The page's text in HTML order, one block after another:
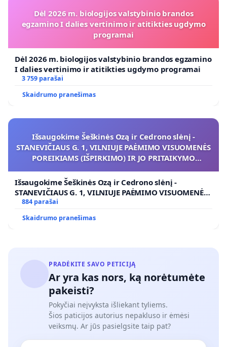
Dėl 2026 m. biologijos valstybinio brandos
egzamino I dalies vertinimo ir atitikties ugdymo
programai
Dėl 2026 m. biologijos valstybinio brandos egzamino
I dalies vertinimo ir atitikties ugdymo programai
3 759 parašai
Skaidrumo pranešimas
Išsaugokime Šeškinės Ozą ir Cedrono slėnį -
STANEVIČIAUS G. 1, VILNIUJE PAĖMIMO VISUOMENĖS
POREIKIAMS (IŠPIRKIMO) IR JO PRITAIKYMO
Išsaugokime Šeškinės Ozą ir Cedrono slėnį -
STANEVIČIAUS G. 1, VILNIUJE PAĖMIMO VISUOMENĖS
POREIKIAMS (IŠPIRKIMO) IR JO PRITAIKYMO VIEŠAJAI
884 parašai
Skaidrumo pranešimas
PRADĖKITE SAVO PETICIJĄ
Ar yra kas nors, ką norėtumėte
pakeisti?
Pokyčiai neįvyksta išliekant tyliems.
Šios paticijos autorius nepakluso ir ėmėsi
veiksmų. Ar jūs pasielgsite taip pat?